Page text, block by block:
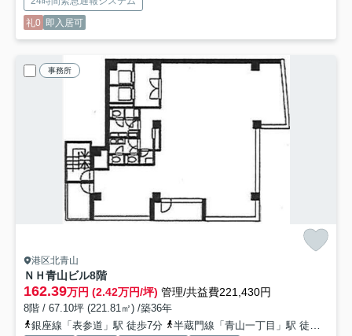
礼0 即入居可
事務所
港区北青山
ＮＨ青山ビル8階
162.39万円 (2.42万円/坪) 管理/共益費221,430円
8階 / 67.10坪 (221.81㎡) /築36年
銀座線「表参道」駅 徒歩7分
半蔵門線「青山一丁目」駅 徒歩10分